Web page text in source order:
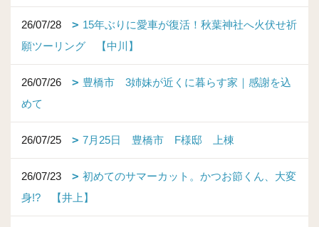
26/07/28
15年ぶりに愛車が復活！秋葉神社へ火伏せ祈
願ツーリング 【中川】
26/07/26
豊橋市 3姉妹が近くに暮らす家｜感謝を込
めて
26/07/25 7月25日 豊橋市 F様邸 上棟
26/07/23
初めてのサマーカット。かつお節くん、大変
身!? 【井上】